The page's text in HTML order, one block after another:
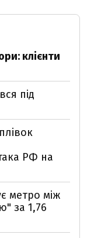
клієнти
під
РФ на
метро між
за 1,76